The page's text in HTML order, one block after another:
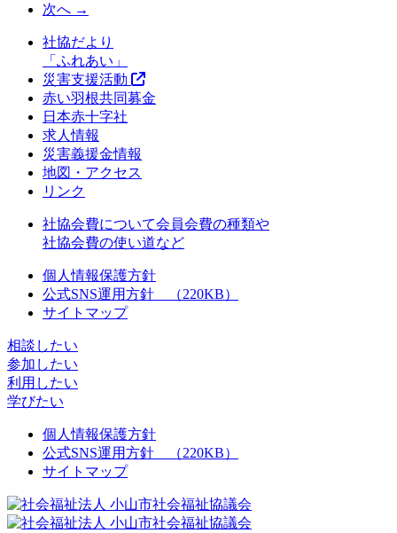
次へ →
社協だより
「ふれあい」
災害支援活動
赤い羽根共同募金
日本赤十字社
求人情報
災害義援金情報
地図・アクセス
リンク
社協会費について会員会費の種類や
社協会費の使い道など
個人情報保護方針
公式SNS運用方針 （220KB）
サイトマップ
相談したい
参加したい
利用したい
学びたい
個人情報保護方針
公式SNS運用方針 （220KB）
サイトマップ